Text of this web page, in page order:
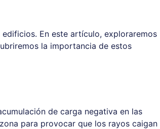
En este artículo, exploraremos
la importancia de estos
de carga negativa en las
para provocar que los rayos caigan